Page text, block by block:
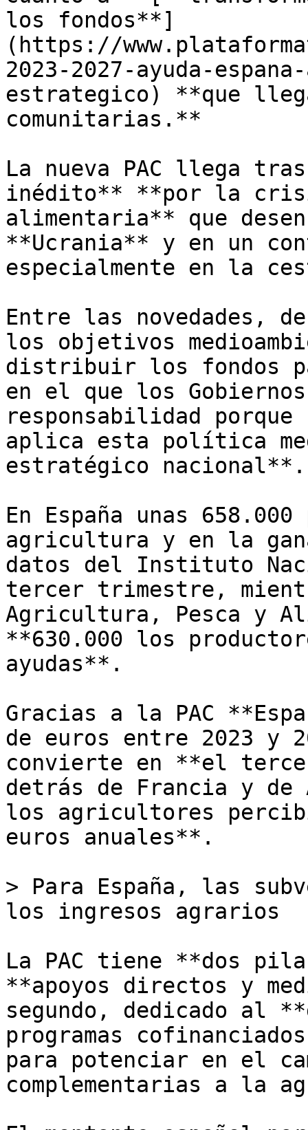
los fondos**]
(https://
2023-2027-ayuda-
estrategico) **que
comunitarias.**
La nueva PAC llega
inédito** **por la
alimentaria** que
**Ucrania** y en un
especialmente en la
Entre las novedades,
los objetivos
distribuir los fondos
en el que los
responsabilidad porque
aplica esta política
estratégico nacional**.
En España unas
agricultura y en la
datos del Instituto
tercer trimestre,
Agricultura, Pesca y
**630.000 los
ayudas**.
Gracias a la PAC
de euros entre 2023 y
convierte en **el
detrás de Francia y de
los agricultores
euros anuales**.
> Para España, las
los ingresos agrarios
La PAC tiene **dos
**apoyos directos y
segundo, dedicado al
programas
para potenciar en el
complementarias a la